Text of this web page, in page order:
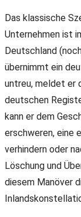
Das klassische
Unternehmen ist
Deutschland
übernimmt ein
untreu, meldet er
deutschen
kann er dem
erschweren, eine
verhindern oder
Löschung und
diesem Manöver